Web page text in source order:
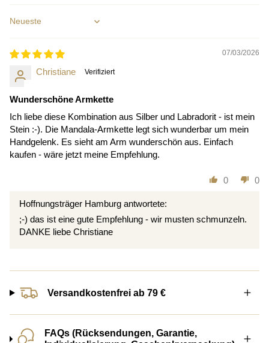
Sort by
07/03/2026
Christiane
Wunderschöne Armkette
Ich liebe diese Kombination aus Silber und Labradorit - ist mein
Stein :-). Die Mandala-Armkette legt sich wunderbar um mein
Handgelenk. Es sieht am Arm wunderschön aus. Einfach
kaufen - wäre jetzt meine Empfehlung.
0 0
Hoffnungsträger Hamburg antwortete:
;-) das ist eine gute Empfehlung - wir musten schmunzeln.
DANKE liebe Christiane
Versandkostenfrei ab 79 €
FAQs (Rücksendungen, Garantie,